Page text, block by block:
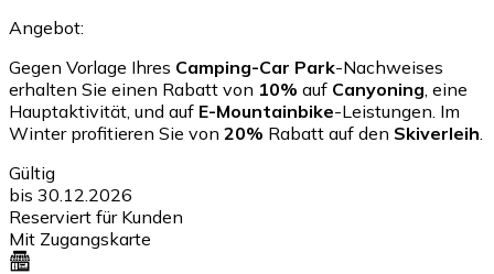
Angebot:
Gegen Vorlage Ihres Camping-Car Park-Nachweises
erhalten Sie einen Rabatt von 10% auf Canyoning , eine
Hauptaktivität, und auf E-Mountainbike-Leistungen. Im
Winter profitieren Sie von 20% Rabatt auf den Skiverleih
Gültig
bis 30.12.2026
Reserviert für Kunden
Mit Zugangskarte